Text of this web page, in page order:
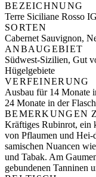
BEZEICHNUNG
Terre Siciliane Rosso
SORTEN
Cabernet Sauvignon,
ANBAUGEBIET
Südwest-Sizilien, Gut
Hügelgebiete
VERFEINERUNG
Ausbau für 14 Monate
24 Monate in der
BEMERKUNGEN
Kräftiges Rubinrot, ein
von Pflaumen und Hei-
samischen Nuancen
und Tabak. Am
gebundenen Tanninen